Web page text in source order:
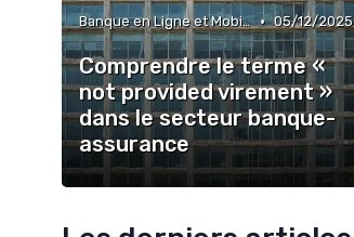
Banque en Ligne et Mobile • 05/12/2025
Comprendre le terme «
not provided virement »
dans le secteur banque-
assurance